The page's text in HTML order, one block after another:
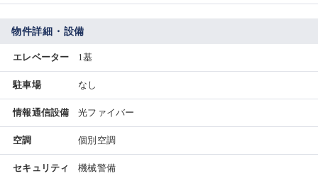
物件詳細・設備
エレベーター 1基
駐車場 なし
情報通信設備 光ファイバー
空調 個別空調
セキュリティ 機械警備